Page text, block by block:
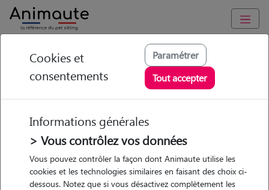
Animaute Auvergne-Rhône-Alpes Rhône/Lyon 8e
Arrondissement
Lou ann - Petsitter à
LYON 08
• 21 ans
Cookies et
consentements
Paramétrer
Tout accepter
Informations générales
> Vous contrôlez vos données
Vous pouvez contrôler la façon dont Animaute utilise les
cookies et les technologies similaires en faisant des choix ci-
dessous. Notez que si vous désactivez complètement les